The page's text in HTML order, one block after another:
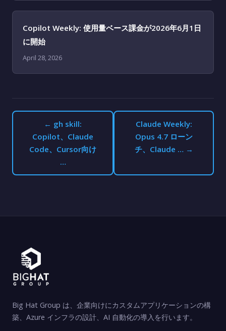
Copilot Weekly: 使用量ベース課金が2026年6月1日
に開始
April 28, 2026
← gh skill:
Copilot、Claude
Code、Cursor向け
…
Claude Weekly:
Opus 4.7 ローン
チ、Claude … →
Big Hat Group は、企業向けにカスタムアプリケーションの構
築、Azure インフラの設計、AI 自動化の導入を行います。